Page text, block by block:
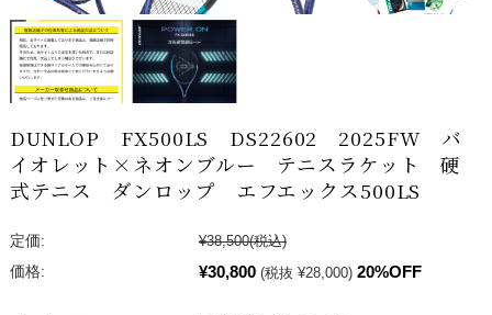
DUNLOP FX500LS DS22602 2025FW バ
イオレット×ネオンブルー テニスラケット 硬
式テニス ダンロップ エフエックス500LS
定価: ¥38,500(税込)
価格:
¥30,800 (税抜 ¥28,000) 20%OFF